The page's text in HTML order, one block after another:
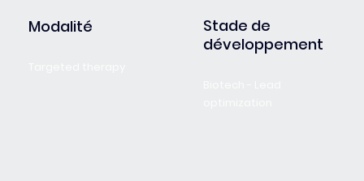
Modalité
Stade de
développement